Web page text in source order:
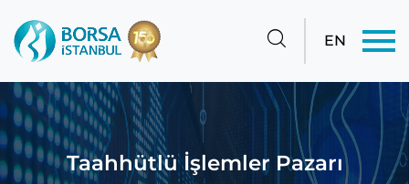
EN
Taahhütlü İşlemler Pazarı